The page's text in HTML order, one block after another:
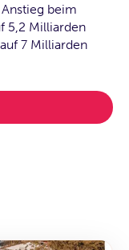
beim
5,2 Milliarden
7 Milliarden